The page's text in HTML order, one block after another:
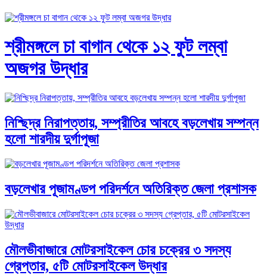
শ্রীমঙ্গলে চা বাগান থেকে ১২ ফুট লম্বা
অজগর উদ্ধার
নিশ্ছিদ্র নিরাপত্তায়, সম্প্রীতির আবহে বড়লেখায় সম্পন্ন
হলো শারদীয় দুর্গাপূজা
বড়লেখার পূজামণ্ডপ পরিদর্শনে অতিরিক্ত জেলা প্রশাসক
মৌলভীবাজারে মোটরসাইকেল চোর চক্রের ৩ সদস্য
গ্রেপ্তার, ৫টি মোটরসাইকেল উদ্ধার